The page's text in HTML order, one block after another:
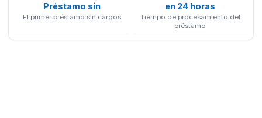
Préstamo sin
El primer préstamo sin cargos
en 24 horas
Tiempo de procesamiento del
préstamo